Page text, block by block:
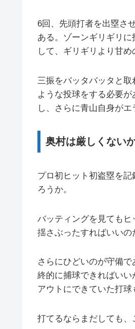
6回、先頭打者を出塁さ
ある。ゾーンギリギリ
して、ギリギリより甘
三振をバッタバッタと
ような投球をする必要
し、さらに青山自身がエ
奥村は厳しくない
プロ初ヒット初盗塁を
ろうか。
バッティングを見ても
揺さぶったすればいいの
さらにひどいのが守備
終的に捕球できればいい
アウトにできていた打球
打てるならまだしても、